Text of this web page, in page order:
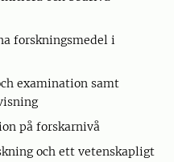
forskningsmedel i
examination samt
på forskarnivå
och ett vetenskapligt